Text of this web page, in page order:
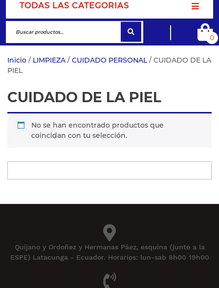
TODAS LAS CATEGORIAS
0
Inicio / LIMPIEZA / CUIDADO PERSONAL/ CUIDADO DE LA
PIEL
CUIDADO DE LA PIEL
No se han encontrado productos que
coincidan con tu selección.
Quijano y Ordoñez y Hermanas Páez, esquina (junto a la
ESPE) Latacunga - Ecuador. Horarios: lun-sab 8h00 19h00